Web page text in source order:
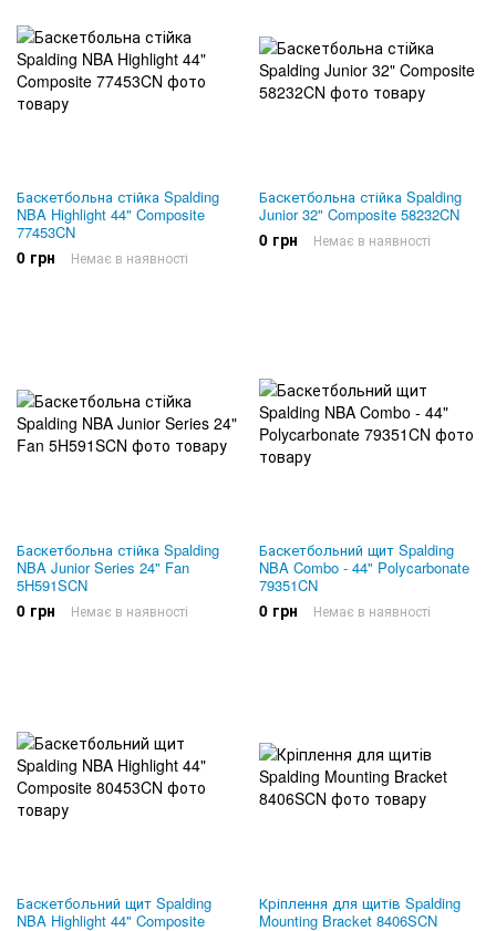
Баскетбольна стійка Spalding
NBA Highlight 44" Composite
77453CN
0 грн Немає в наявності
Баскетбольна стійка Spalding
Junior 32" Composite 58232CN
0 грн Немає в наявності
Баскетбольна стійка Spalding
NBA Junior Series 24" Fan
5H591SCN
0 грн Немає в наявності
Баскетбольний щит Spalding
NBA Combo - 44" Polycarbonate
79351CN
0 грн Немає в наявності
Баскетбольний щит Spalding
NBA Highlight 44" Composite
Кріплення для щитів Spalding
Mounting Bracket 8406SCN